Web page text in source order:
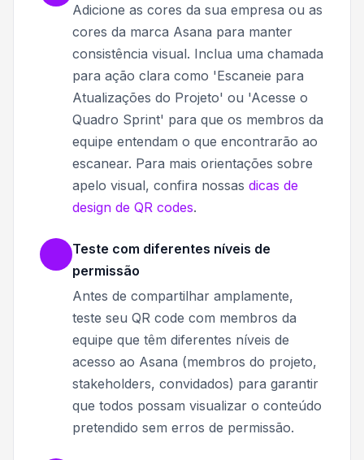
Adicione as cores da sua empresa ou as
cores da marca Asana para manter
consistência visual. Inclua uma chamada
para ação clara como 'Escaneie para
Atualizações do Projeto' ou 'Acesse o
Quadro Sprint' para que os membros da
equipe entendam o que encontrarão ao
escanear. Para mais orientações sobre
apelo visual, confira nossas dicas de
design de QR codes.
Teste com diferentes níveis de
permissão
Antes de compartilhar amplamente,
teste seu QR code com membros da
equipe que têm diferentes níveis de
acesso ao Asana (membros do projeto,
stakeholders, convidados) para garantir
que todos possam visualizar o conteúdo
pretendido sem erros de permissão.